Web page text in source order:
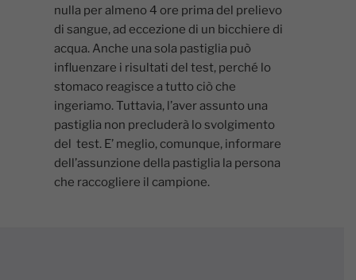
nulla per almeno 4 ore prima del prelievo
di sangue, ad eccezione di un bicchiere di
acqua. Anche una sola pastiglia può
influenzare i risultati del test, perché lo
stomaco reagisce a tutto ciò che
ingeriamo. Tuttavia, l’aver assunto una
pastiglia non precluderà lo svolgimento
del test. E’ meglio, comunque, informare
dell’assunzione della pastiglia la persona
che raccogliere il campione.